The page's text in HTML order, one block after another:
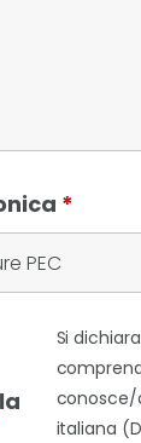
*
Si
conosce/
italiana